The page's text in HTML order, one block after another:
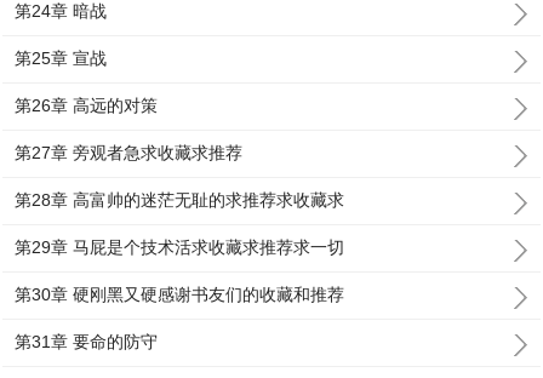
第24章 暗战
第25章 宣战
第26章 高远的对策
第27章 旁观者急求收藏求推荐
第28章 高富帅的迷茫无耻的求推荐求收藏求
第29章 马屁是个技术活求收藏求推荐求一切
第30章 硬刚黑又硬感谢书友们的收藏和推荐
第31章 要命的防守